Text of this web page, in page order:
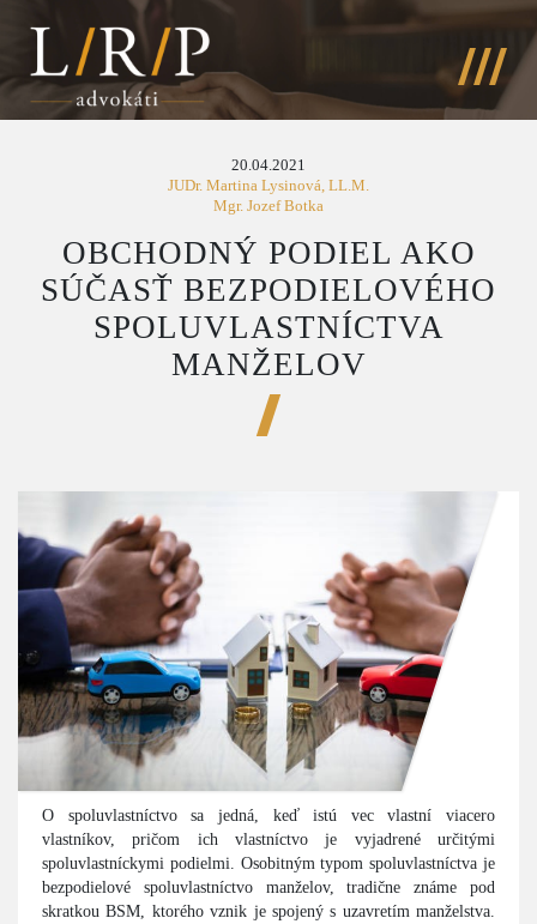
20.04.2021
JUDr. Martina Lysinová, LL.M.
Mgr. Jozef Botka
OBCHODNÝ PODIEL AKO
SÚČASŤ BEZPODIELOVÉHO
SPOLUVLASTNÍCTVA
MANŽELOV
O spoluvlastníctvo sa jedná, keď istú vec vlastní viacero
vlastníkov, pričom ich vlastníctvo je vyjadrené určitými
spoluvlastníckymi podielmi. Osobitným typom spoluvlastníctva je
bezpodielové spoluvlastníctvo manželov, tradične známe pod
skratkou BSM, ktorého vznik je spojený s uzavretím manželstva.